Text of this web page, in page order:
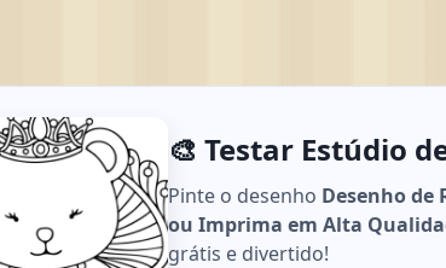
🎨 Testar Estúdio
Pinte o desenho Desenho de
ou Imprima em Alta
grátis e divertido!